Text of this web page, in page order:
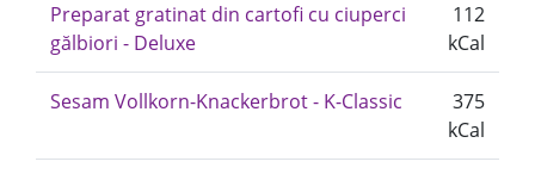
Preparat gratinat din cartofi cu ciuperci
gălbiori - Deluxe
112
kCal
Sesam Vollkorn-Knackerbrot - K-Classic
375
kCal